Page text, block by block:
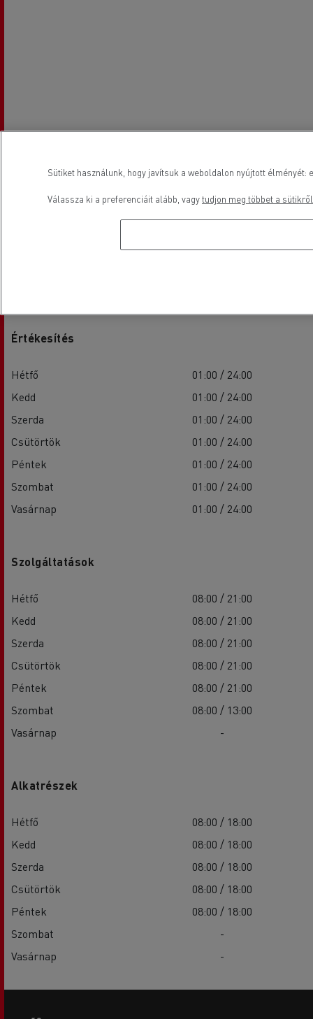
Értékesítés
Hétfő
01:00 / 24:00
Kedd
01:00 / 24:00
Szerda
01:00 / 24:00
Csütörtök
01:00 / 24:00
Péntek
01:00 / 24:00
Szombat
01:00 / 24:00
Vasárnap
01:00 / 24:00
Szolgáltatások
Hétfő
08:00 / 21:00
Kedd
08:00 / 21:00
Szerda
08:00 / 21:00
Csütörtök
08:00 / 21:00
Péntek
08:00 / 21:00
Szombat
08:00 / 13:00
Vasárnap
-
Alkatrészek
Hétfő
08:00 / 18:00
Kedd
08:00 / 18:00
Szerda
08:00 / 18:00
Csütörtök
08:00 / 18:00
Péntek
08:00 / 18:00
Szombat
-
Vasárnap
-
Sütiket használunk, hogy javítsuk a weboldalon nyújtott
Válassza ki a preferenciáit alább, vagytudjon meg többet a